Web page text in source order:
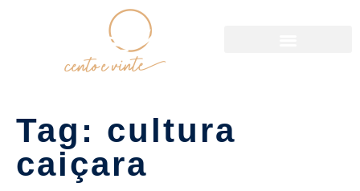
Tag: cultura
caiçara